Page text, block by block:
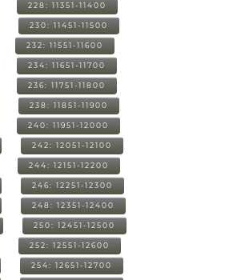
228: 11351-11400
230: 11451-11500
232: 11551-11600
234: 11651-11700
236: 11751-11800
238: 11851-11900
240: 11951-12000
242: 12051-12100
244: 12151-12200
246: 12251-12300
248: 12351-12400
250: 12451-12500
252: 12551-12600
254: 12651-12700